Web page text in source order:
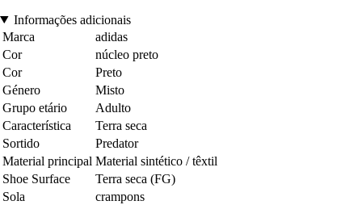
Informações adicionais
Marca
adidas
Cor
núcleo preto
Cor
Preto
Género
Misto
Grupo etário
Adulto
Característica
Terra seca
Sortido
Predator
Material principal Material sintético / têxtil
Shoe Surface
Terra seca (FG)
Sola
crampons